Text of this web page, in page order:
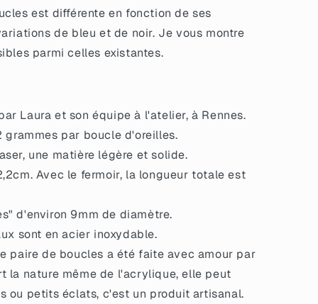
est différente en fonction de ses
de bleu et de noir. Je vous montre
parmi celles existantes.
Laura et son équipe à l'atelier, à Rennes.
grammes par boucle d'oreilles.
une matière légère et solide.
Avec le fermoir, la longueur totale est
d'environ 9mm de diamètre.
sont en acier inoxydable.
paire de boucles a été faite avec amour par
la nature même de l'acrylique, elle peut
ou petits éclats, c'est un produit artisanal.